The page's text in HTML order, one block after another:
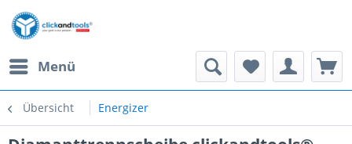
Menü
Übersicht Energizer